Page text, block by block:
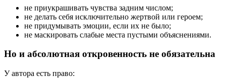
не приукрашивать чувства задним числом;
не делать себя исключительно жертвой или героем;
не придумывать эмоции, если их не было;
не маскировать слабые места пустыми объяснениями.
Но и абсолютная откровенность не обязательна
У автора есть право: